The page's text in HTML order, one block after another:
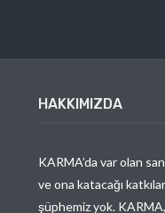
HAKKIMIZDA
KARMA’da var olan
ve ona katacağı
şüphemiz yok.